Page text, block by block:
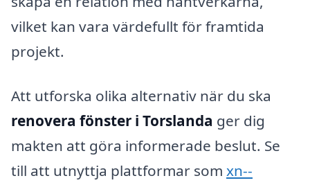
vilket kan vara värdefullt för framtida
projekt.
Att utforska olika alternativ när du ska
renovera fönster i Torslanda ger dig
makten att göra informerade beslut. Se
till att utnyttja plattformar som xn--